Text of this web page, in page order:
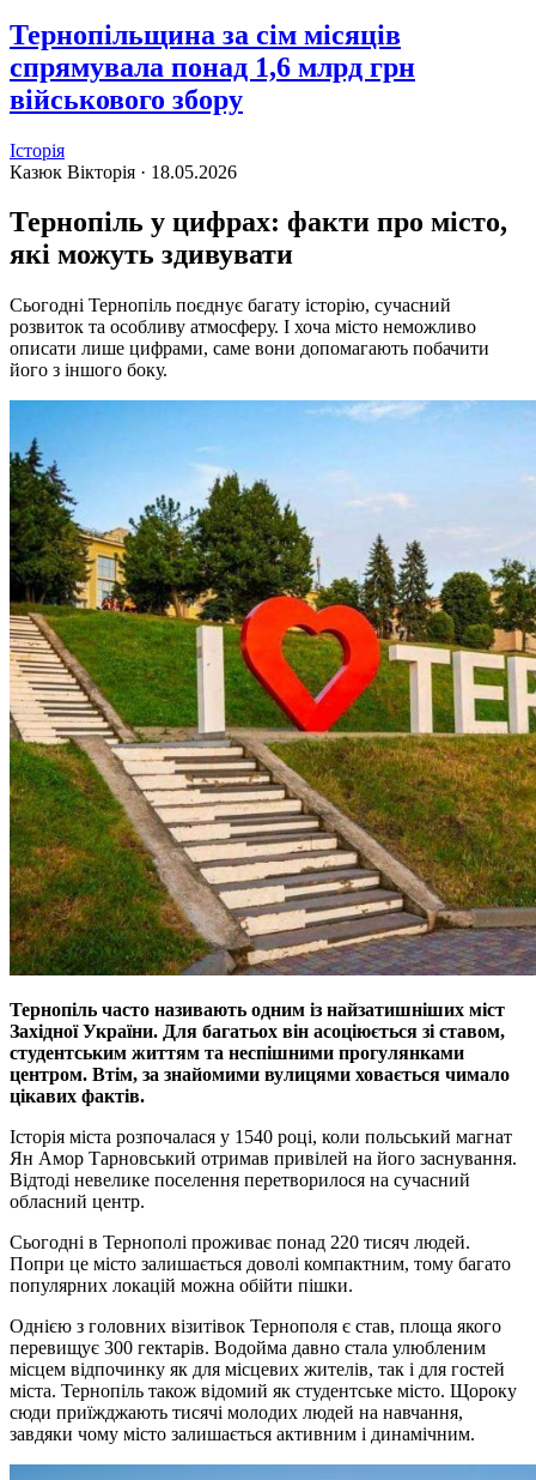
Тернопільщина за сім місяців
спрямувала понад 1,6 млрд грн
військового збору
Історія
Казюк Вікторія · 18.05.2026
Тернопіль у цифрах: факти про місто,
які можуть здивувати
Сьогодні Тернопіль поєднує багату історію, сучасний
розвиток та особливу атмосферу. І хоча місто неможливо
описати лише цифрами, саме вони допомагають побачити
його з іншого боку.
Тернопіль часто називають одним із найзатишніших міст
Західної України. Для багатьох він асоціюється зі ставом,
студентським життям та неспішними прогулянками
центром. Втім, за знайомими вулицями ховається чимало
цікавих фактів.
Історія міста розпочалася у 1540 році, коли польський магнат
Ян Амор Тарновський отримав привілей на його заснування.
Відтоді невелике поселення перетворилося на сучасний
обласний центр.
Сьогодні в Тернополі проживає понад 220 тисяч людей.
Попри це місто залишається доволі компактним, тому багато
популярних локацій можна обійти пішки.
Однією з головних візитівок Тернополя є став, площа якого
перевищує 300 гектарів. Водойма давно стала улюбленим
місцем відпочинку як для місцевих жителів, так і для гостей
міста. Тернопіль також відомий як студентське місто. Щороку
сюди приїжджають тисячі молодих людей на навчання,
завдяки чому місто залишається активним і динамічним.